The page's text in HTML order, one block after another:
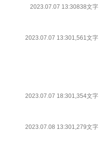
2023.07.07 13:30838文字
2023.07.07 13:301,561文字
2023.07.07 18:301,354文字
2023.07.08 13:301,279文字